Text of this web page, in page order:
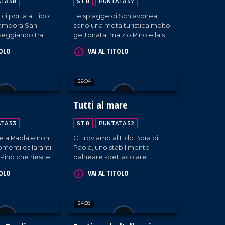
gioia.
porta al Lido
San
tra
gruppo di
giornata in una
il sole!
Le spiagge di Schiavonea
sono una meta turistica molto
gettonata, ma zio Pino e la sua
divertimento in maniera
VAI AL TITOLO
53
a Paola e non
esilaranti
che riesce
26:04
Tutti al mare
ST 8 PUNTATA 52
Ci troviamo al Lido Bora di
Paola, uno stabilimento
balneare spettacolare
chiacchiere.
VAI AL TITOLO
24:58